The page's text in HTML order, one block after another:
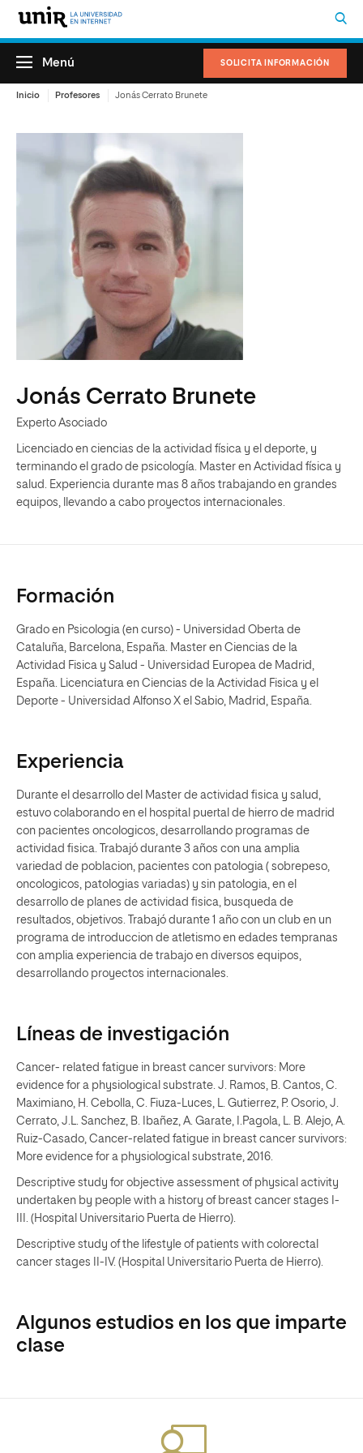
SOLICITA INFORMACIÓN
Menú
Inicio Profesores Jonás Cerrato Brunete
Jonás Cerrato Brunete
Experto Asociado
Licenciado en ciencias de la actividad física y el deporte, y
terminando el grado de psicología. Master en Actividad física y
salud. Experiencia durante mas 8 años trabajando en grandes
equipos, llevando a cabo proyectos internacionales.
Formación
Grado en Psicologia (en curso) - Universidad Oberta de
Cataluña, Barcelona, España. Master en Ciencias de la
Actividad Fisica y Salud - Universidad Europea de Madrid,
España. Licenciatura en Ciencias de la Actividad Fisica y el
Deporte - Universidad Alfonso X el Sabio, Madrid, España.
Experiencia
Durante el desarrollo del Master de actividad fisica y salud,
estuvo colaborando en el hospital puertal de hierro de madrid
con pacientes oncologicos, desarrollando programas de
actividad fisica. Trabajó durante 3 años con una amplia
variedad de poblacion, pacientes con patologia ( sobrepeso,
oncologicos, patologias variadas) y sin patologia, en el
desarrollo de planes de actividad fisica, busqueda de
resultados, objetivos. Trabajó durante 1 año con un club en un
programa de introduccion de atletismo en edades tempranas
con amplia experiencia de trabajo en diversos equipos,
desarrollando proyectos internacionales.
Líneas de investigación
Cancer- related fatigue in breast cancer survivors: More
evidence for a physiological substrate. J. Ramos, B. Cantos, C.
Maximiano, H. Cebolla, C. Fiuza-Luces, L. Gutierrez, P. Osorio, J.
Cerrato, J.L. Sanchez, B. Ibañez, A. Garate, I.Pagola, L. B. Alejo, A.
Ruiz-Casado, Cancer-related fatigue in breast cancer survivors:
More evidence for a physiological substrate, 2016.
Descriptive study for objective assessment of physical activity
undertaken by people with a history of breast cancer stages I-
III. (Hospital Universitario Puerta de Hierro).
Descriptive study of the lifestyle of patients with colorectal
cancer stages II-IV. (Hospital Universitario Puerta de Hierro).
Algunos estudios en los que imparte
clase